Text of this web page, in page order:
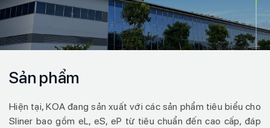
Sản phẩm
Hiện tại, KOA đang sản xuất với các sản phẩm tiêu biểu cho
Sliner bao gồm eL, eS, eP từ tiêu chuẩn đến cao cấp, đáp